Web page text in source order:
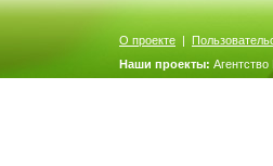
О проекте |
Наши проекты: